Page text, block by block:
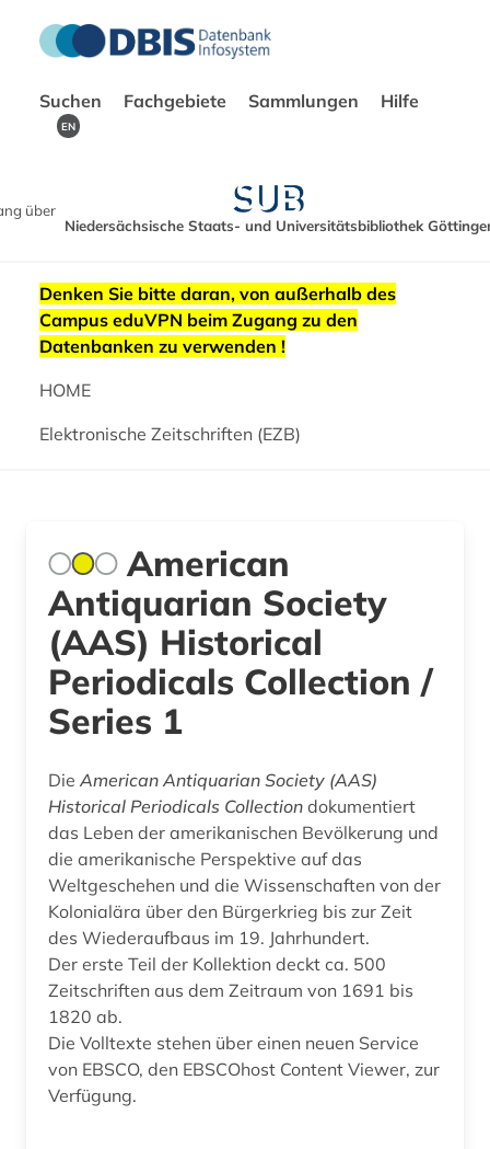
Suchen Fachgebiete Sammlungen Hilfe
EN
über
Niedersächsische Staats- und Universitätsbibliothek
Denken Sie bitte daran, von außerhalb des
Campus eduVPN beim Zugang zu den
Datenbanken zu verwenden !
HOME
Elektronische Zeitschriften (EZB)
American
Antiquarian Society
(AAS) Historical
Periodicals Collection /
Series 1
Die American Antiquarian Society (AAS)
Historical Periodicals Collection dokumentiert
das Leben der amerikanischen Bevölkerung und
die amerikanische Perspektive auf das
Weltgeschehen und die Wissenschaften von der
Kolonialära über den Bürgerkrieg bis zur Zeit
des Wiederaufbaus im 19. Jahrhundert.
Der erste Teil der Kollektion deckt ca. 500
Zeitschriften aus dem Zeitraum von 1691 bis
1820 ab.
Die Volltexte stehen über einen neuen Service
von EBSCO, den EBSCOhost Content Viewer, zur
Verfügung.